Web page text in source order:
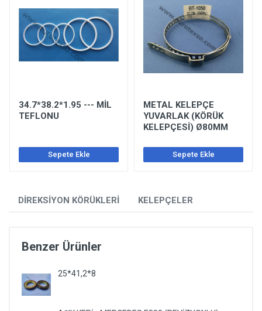
DİREKSİYON KÖRÜKLERİ KELEPÇELER
Benzer Ürünler
25*41,2*8
34.7*38.2*1.95 --- MİL
TEFLONU
Sepete Ekle
METAL KELEPÇE
YUVARLAK (KÖRÜK
KELEPÇESİ) Ø80MM
Sepete Ekle